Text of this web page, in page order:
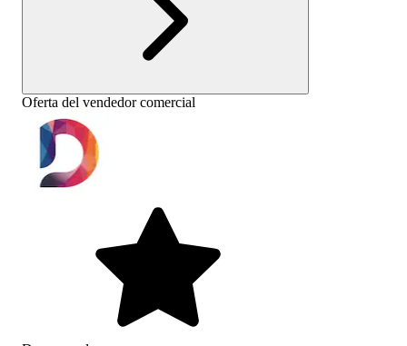
Oferta del vendedor comercial